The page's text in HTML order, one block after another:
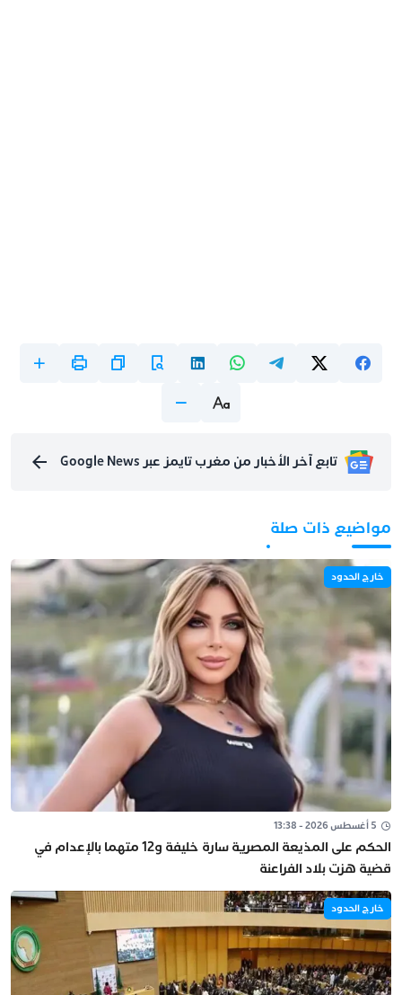
تابع آخر الأخبار من مغرب تايمز عبر Google News
مواضيع ذات صلة
خارج الحدود
5 أغسطس 2026 - 13:38
الحكم على المذيعة المصرية سارة خليفة و12 متهما بالإعدام في
قضية هزت بلاد الفراعنة
خارج الحدود